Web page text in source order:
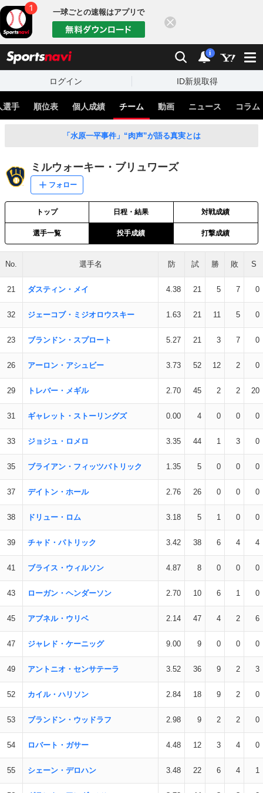
一球ごとの速報はアプリで
検索 通知
i
ログイン ID新規取得
選手 順位表 個人成績 チーム 動画 ニュース コラム
「水原一平事件」“肉声”が語る真実とは
ミルウォーキー・ブリュワーズ
フォロー
トップ 日程・結果 対戦成績
選手一覧 投手成績 打撃成績
No. 選手名 防 試 勝 敗 S
21 ダスティン・メイ 4.38 21 5 7 0
32 ジェーコブ・ミジオロウスキー 1.63 21 11 5 0
23 ブランドン・スプロート 5.27 21 3 7 0
26 アーロン・アシュビー 3.73 52 12 2 0
29 トレバー・メギル 2.70 45 2 2 20
31 ギャレット・ストーリングズ 0.00 4 0 0 0
33 ジョジュ・ロメロ 3.35 44 1 3 0
35 ブライアン・フィッツパトリック 1.35 5 0 0 0
37 デイトン・ホール 2.76 26 0 0 0
38 ドリュー・ロム 3.18 5 1 0 0
39 チャド・パトリック 3.42 38 6 4 4
41 ブライス・ウィルソン 4.87 8 0 0 0
43 ローガン・ヘンダーソン 2.70 10 6 1 0
45 アブネル・ウリベ 2.14 47 4 2 6
47 ジャレド・ケーニッグ 9.00 9 0 0 0
49 アントニオ・センサテーラ 3.52 36 9 2 3
52 カイル・ハリソン 2.84 18 9 2 0
53 ブランドン・ウッドラフ 2.98 9 2 2 0
54 ロバート・ガサー 4.48 12 3 4 0
55 シェーン・デロハン 3.48 22 6 4 1